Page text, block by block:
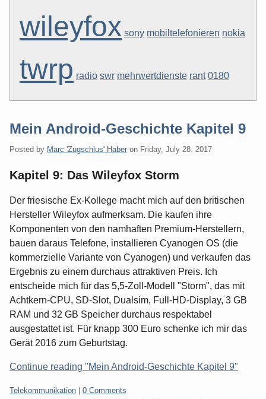
wileyfox sony mobiltelefonieren nokia
twrp radio swr mehrwertdienste rant 0180
Mein Android-Geschichte Kapitel 9
Posted by Marc 'Zugschlus' Haber on Friday, July 28. 2017
Kapitel 9: Das Wileyfox Storm
Der friesische Ex-Kollege macht mich auf den britischen
Hersteller Wileyfox aufmerksam. Die kaufen ihre
Komponenten von den namhaften Premium-Herstellern,
bauen daraus Telefone, installieren Cyanogen OS (die
kommerzielle Variante von Cyanogen) und verkaufen das
Ergebnis zu einem durchaus attraktiven Preis. Ich
entscheide mich für das 5,5-Zoll-Modell "Storm", das mit
Achtkern-CPU, SD-Slot, Dualsim, Full-HD-Display, 3 GB
RAM und 32 GB Speicher durchaus respektabel
ausgestattet ist. Für knapp 300 Euro schenke ich mir das
Gerät 2016 zum Geburtstag.
Continue reading "Mein Android-Geschichte Kapitel 9"
Categories:
Telekommunikation
0 Comments